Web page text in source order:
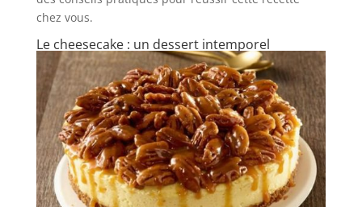
chez vous.
Le cheesecake : un dessert intemporel